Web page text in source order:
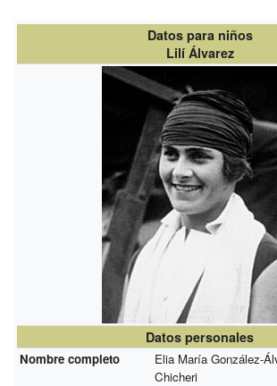
Datos para niños
Lilí Álvarez
Datos personales
Nombre completo
Elia María González-
Chicheri